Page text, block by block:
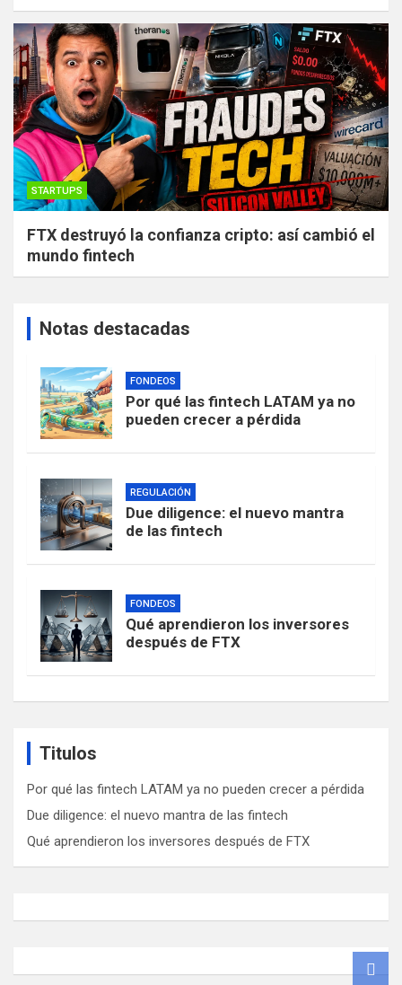
STARTUPS
FTX destruyó la confianza cripto: así cambió el
mundo fintech
Notas destacadas
FONDEOS
Por qué las fintech LATAM ya no
pueden crecer a pérdida
REGULACIÓN
Due diligence: el nuevo mantra
de las fintech
FONDEOS
Qué aprendieron los inversores
después de FTX
Titulos
Por qué las fintech LATAM ya no pueden crecer a pérdida
Due diligence: el nuevo mantra de las fintech
Qué aprendieron los inversores después de FTX